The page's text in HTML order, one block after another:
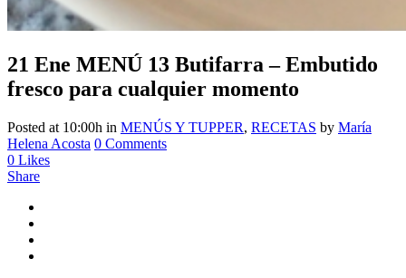
21 Ene MENÚ 13 Butifarra – Embutido
fresco para cualquier momento
Posted at 10:00h in MENÚS Y TUPPER, RECETAS by María
Helena Acosta 0 Comments
0 Likes
Share